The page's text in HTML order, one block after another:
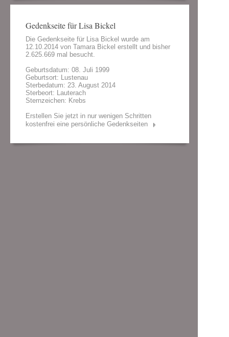
Gedenkseite für Lisa Bickel
Die Gedenkseite für Lisa Bickel wurde am
12.10.2014 von Tamara Bickel erstellt und bisher
2.625.669 mal besucht.
Geburtsdatum: 08. Juli 1999
Geburtsort: Lustenau
Sterbedatum: 23. August 2014
Sterbeort: Lauterach
Sternzeichen: Krebs
Erstellen Sie jetzt in nur wenigen Schritten
kostenfrei eine persönliche Gedenkseiten